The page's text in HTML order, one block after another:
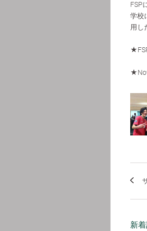
FSP
学校
用し
新